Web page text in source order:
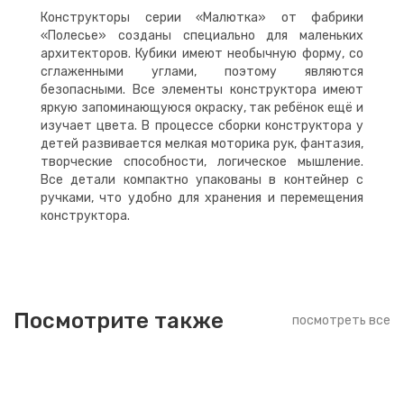
Конструкторы серии «Малютка» от фабрики
«Полесье» созданы специально для маленьких
архитекторов. Кубики имеют необычную форму, со
сглаженными углами, поэтому являются
безопасными. Все элементы конструктора имеют
яркую запоминающуюся окраску, так ребёнок ещё и
изучает цвета. В процессе сборки конструктора у
детей развивается мелкая моторика рук, фантазия,
творческие способности, логическое мышление.
Все детали компактно упакованы в контейнер с
ручками, что удобно для хранения и перемещения
конструктора.
Посмотрите также посмотреть все